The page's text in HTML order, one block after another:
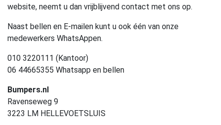
website, neemt u dan vrijblijvend contact met ons op.
Naast bellen en E-mailen kunt u ook één van onze
medewerkers WhatsAppen.
010 3220111 (Kantoor)
06 44665355 Whatsapp en bellen
Bumpers.nl
Ravenseweg 9
3223 LM HELLEVOETSLUIS